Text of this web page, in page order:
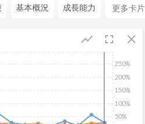
基本概況 成長能力
fullscreen close
show_chart
50%
100%
150%
200%
250%